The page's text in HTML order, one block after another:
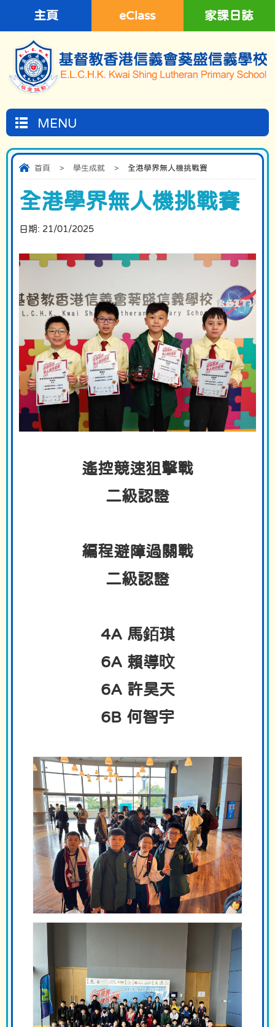
主頁 eClass 家課日誌
MENU
首頁 > 學生成就 > 全港學界無人機挑戰賽
全港學界無人機挑戰賽
日期: 21/01/2025
遙控競速狙擊戰
二級認證
編程避障過關戰
二級認證
4A 馬銆琪
6A 賴導旼
6A 許昊天
6B 何智宇